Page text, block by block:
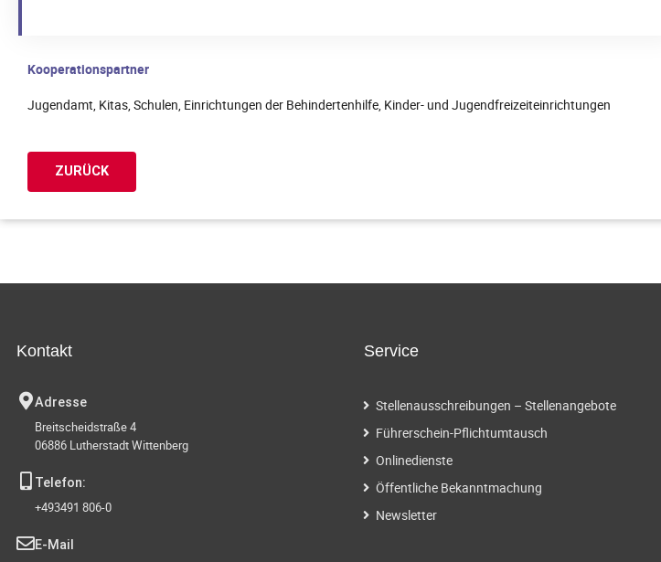
Kooperationspartner
Jugendamt, Kitas, Schulen, Einrichtungen der Behindertenhilfe, Kinder- und Jugendfreizeiteinrichtungen
ZURÜCK
Kontakt
Adresse
Breitscheidstraße 4
06886 Lutherstadt Wittenberg
Telefon:
+493491 806-0
E-Mail
Service
Stellenausschreibungen – Stellenangebote
Führerschein-Pflichtumtausch
Onlinedienste
Öffentliche Bekanntmachung
Newsletter